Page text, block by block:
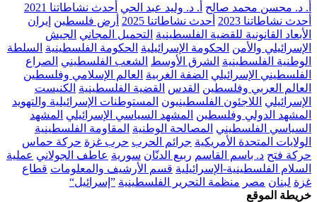
أ. د. محسن محمد صالح أ. د. وليد عبد الحي أحدث نشاطاتنا 2021
أحدث نشاطاتنا 2023
أحدث نشاطاتنا 2025 أرض فلسطين إيران
الأبعاد القانونية للقضية الفلسطينية التحميل المجاني الجيش
الإسرائيلي والأمن الحكومة الإسرائيلية الحكومة الفلسطينية السلطة
الوطنية الفلسطينية الشرق الأوسط الشعب الفلسطيني الصراع
الفلسطيني الإسرائيلي الضفة الغربية العالم الإسلامي وفلسطين
العالم العربي وفلسطين القدس القضية الفلسطينية الكنيست
الإسرائيلي اللاجئون الفلسطينيون المستوطنات الإسرائيلية والتهويد
المشهد الدولي وفلسطين المشهد السياسي الإسرائيلي المشهد
السياسي الفلسطيني المصالحة الوطنية المقاومة الفلسطينية
الولايات المتحدة الأمريكية جرائم الحرب حرب غزة حركة حماس
حركة فتح د. باسم القاسم ربيع الدنّان سورية عاطف الجولاني عملية
السلام الفلسطينية-الإسرائيلية قسم الأرشيف والمعلومات قطاع
غزة لبنان مصر منظمة التحرير الفلسطينية ”إسرائيل“
خريطة الموقع